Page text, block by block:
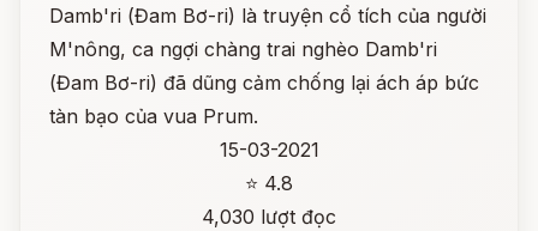
Damb'ri (Đam Bơ-ri) là truyện cổ tích của người
M'nông, ca ngợi chàng trai nghèo Damb'ri
(Đam Bơ-ri) đã dũng cảm chống lại ách áp bức
tàn bạo của vua Prum.
15-03-2021
⭐ 4.8
4,030 lượt đọc